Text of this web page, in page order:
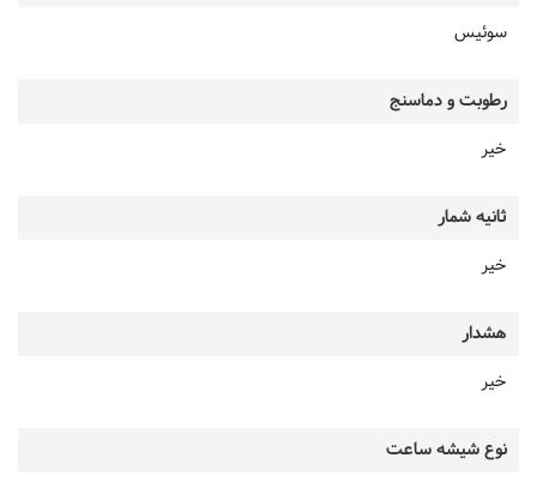
سوئیس
رطوبت و دماسنج
خیر
ثانیه شمار
خیر
هشدار
خیر
نوع شیشه ساعت